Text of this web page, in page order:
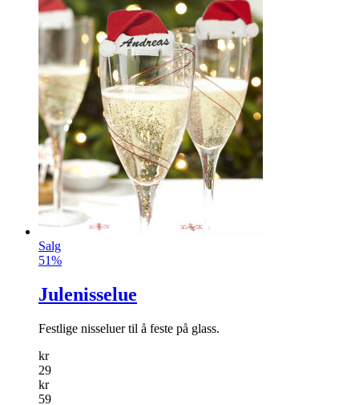
Salg
51%
Julenisselue
Festlige nisseluer til å feste på glass.
kr
29
kr
59